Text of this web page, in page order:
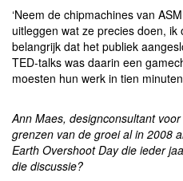
‘Neem de chipmachines van
uitleggen wat ze precies doen,
belangrijk dat het publiek
TED-talks was daarin een
moesten hun werk in tien
Ann Maes, designconsultant
grenzen van de groei al in 2008
Earth Overshoot Day die ieder
die discussie?